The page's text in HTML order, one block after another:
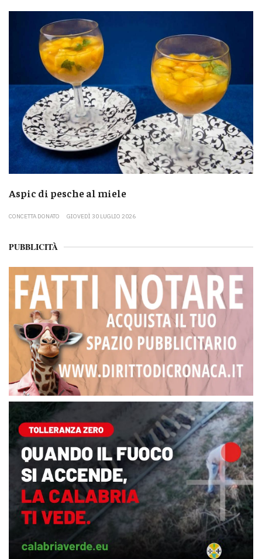
Aspic di pesche al miele
CONCETTA DONATO GIOVEDÌ 30 LUGLIO 2026
PUBBLICITÀ